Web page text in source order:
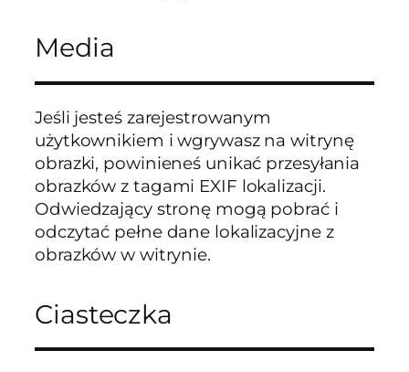
Media
Jeśli jesteś zarejestrowanym
użytkownikiem i wgrywasz na witrynę
obrazki, powinieneś unikać przesyłania
obrazków z tagami EXIF lokalizacji.
Odwiedzający stronę mogą pobrać i
odczytać pełne dane lokalizacyjne z
obrazków w witrynie.
Ciasteczka